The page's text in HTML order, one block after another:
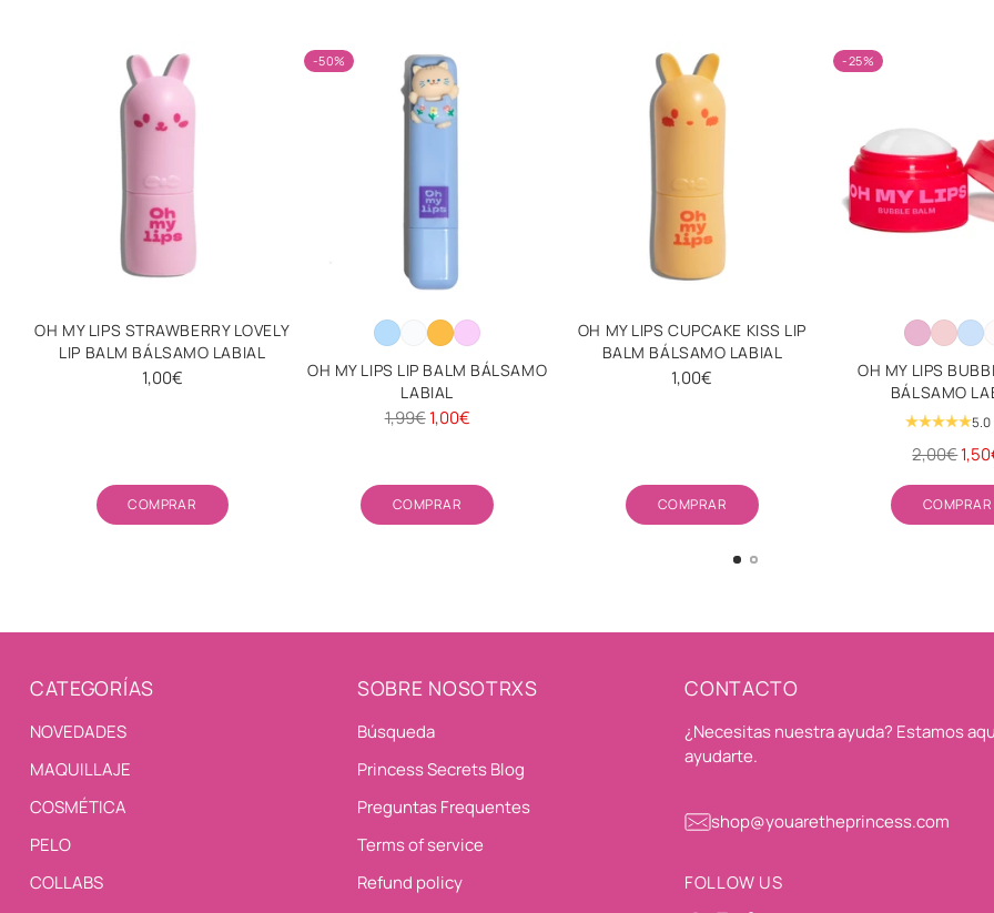
OH MY LIPS STRAWBERRY LOVELY
LIP BALM BÁLSAMO LABIAL
1,00€
COMPRAR
Cantidad
-50%
OH MY LIPS LIP BALM BÁLSAMO
LABIAL
Precio
1,99€ 1,00€
COMPRAR
Cantidad
OH MY LIPS CUPCAKE KISS LIP
BALM BÁLSAMO LABIAL
1,00€
COMPRAR
Cantidad
-25%
OH MY LIPS
BÁLSAMO
5.0
Precio
2,00€
COMPRAR
CATEGORÍAS
NOVEDADES
MAQUILLAJE
COSMÉTICA
PELO
COLLABS
SOBRE NOSOTRXS
Búsqueda
Princess Secrets Blog
Preguntas Frequentes
Terms of service
Refund policy
CONTACTO
¿Necesitas nuestra ayuda? Estamos
ayudarte.
shop@youaretheprincess.com
FOLLOW US